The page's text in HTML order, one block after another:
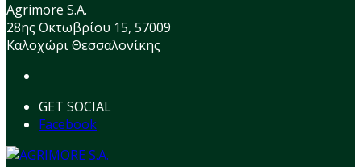
Agrimore S.A.
28ης Οκτωβρίου 15, 57009
Καλοχώρι Θεσσαλονίκης
GET SOCIAL
Facebook